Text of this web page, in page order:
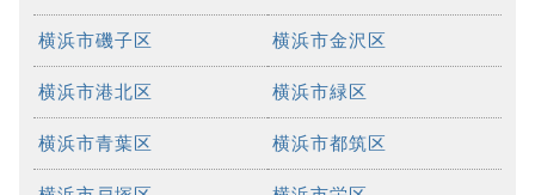
横浜市磯子区 横浜市金沢区
横浜市港北区 横浜市緑区
横浜市青葉区 横浜市都筑区